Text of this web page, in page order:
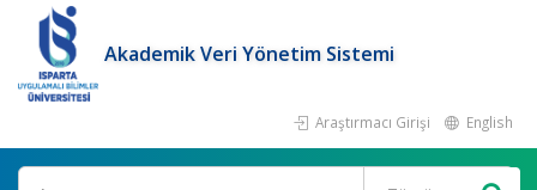
Akademik Veri Yönetim Sistemi
Araştırmacı Girişi English
Ara